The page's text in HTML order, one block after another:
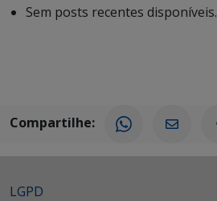
Sem posts recentes disponíveis.
Compartilhe:
LGPD